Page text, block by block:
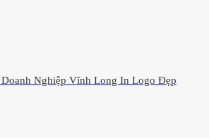
Doanh Nghiệp Vĩnh Long In Logo Đẹp